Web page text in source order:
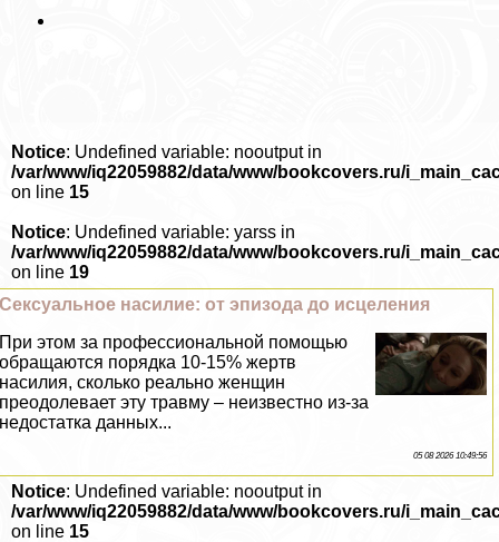
Notice: Undefined variable: nooutput in
/var/www/iq22059882/data/www/bookcovers.ru/
on line 15
Notice: Undefined variable: yarss in
/var/www/iq22059882/data/www/bookcovers.ru/
on line 19
Сeкcуальное насилие: от эпизода до исцеления
При этом за профессиональной помощью
обращаются порядка 10-15% жертв
насилия, сколько реально женщин
преодолевает эту травму – неизвестно из-за
недостатка данных...
05 08 2026 10:49:56
Notice: Undefined variable: nooutput in
/var/www/iq22059882/data/www/bookcovers.ru/
on line 15